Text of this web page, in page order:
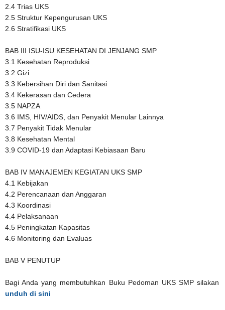
2.4 Trias UKS
2.5 Struktur Kepengurusan UKS
2.6 Stratifikasi UKS
BAB III ISU-ISU KESEHATAN DI JENJANG SMP
3.1 Kesehatan Reproduksi
3.2 Gizi
3.3 Kebersihan Diri dan Sanitasi
3.4 Kekerasan dan Cedera
3.5 NAPZA
3.6 IMS, HIV/AIDS, dan Penyakit Menular Lainnya
3.7 Penyakit Tidak Menular
3.8 Kesehatan Mental
3.9 COVID-19 dan Adaptasi Kebiasaan Baru
BAB IV MANAJEMEN KEGIATAN UKS SMP
4.1 Kebijakan
4.2 Perencanaan dan Anggaran
4.3 Koordinasi
4.4 Pelaksanaan
4.5 Peningkatan Kapasitas
4.6 Monitoring dan Evaluas
BAB V PENUTUP
Bagi Anda yang membutuhkan Buku Pedoman UKS SMP silakan
unduh di sini